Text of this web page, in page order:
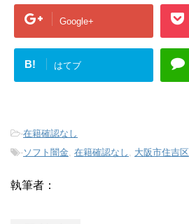
Google+
B! はてブ
-在籍確認なし
-ソフト闇金, 在籍確認なし , 大阪市住吉区
執筆者：